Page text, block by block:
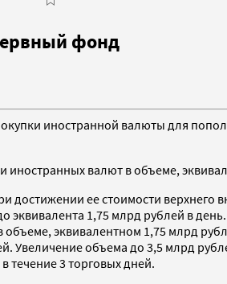
фонд
иностранной валюты для
валют в объеме,
ее стоимости верхнего
1,75 млрд рублей в
эквивалентном 1,75 млрд
объема до 3,5 млрд
течение 3 торговых дней.